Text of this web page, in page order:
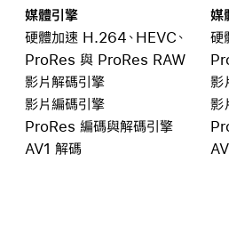
媒體引擎
硬體加速 H.264、HEVC、
ProRes 與 ProRes RAW
影片解碼引擎
影片編碼引擎
ProRes 編碼與解碼引擎
AV1 解碼
媒
硬
影
影